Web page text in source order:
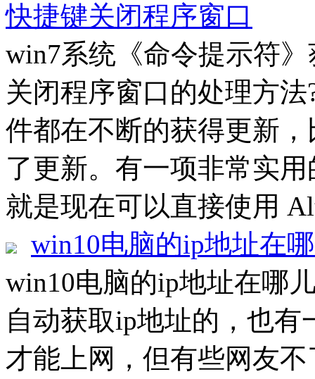
快捷键关闭程序窗口
win7系统《命令提示符
关闭程序窗口的处理方
件都在不断的获得更新
了更新。有一项非常实
就是现在可以直接使用
win10电脑的ip地址在
win10电脑的ip地址在哪
自动获取ip地址的，也
才能上网，但有些网友